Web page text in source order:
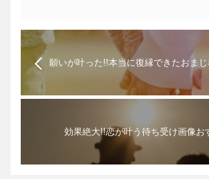
願いが叶った!!本当に復縁できたおま
効果絶大!!恋が叶う待ち受け画像お